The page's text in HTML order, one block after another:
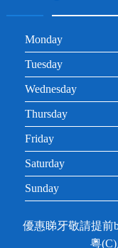
Monday
Tuesday
Wednesday
Thursday
Friday
Saturday
Sunday
優惠睇牙敬請提前
粵